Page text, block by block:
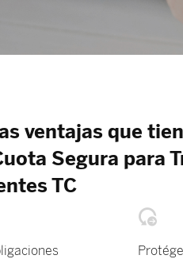
ventajas que
Segura para
TC